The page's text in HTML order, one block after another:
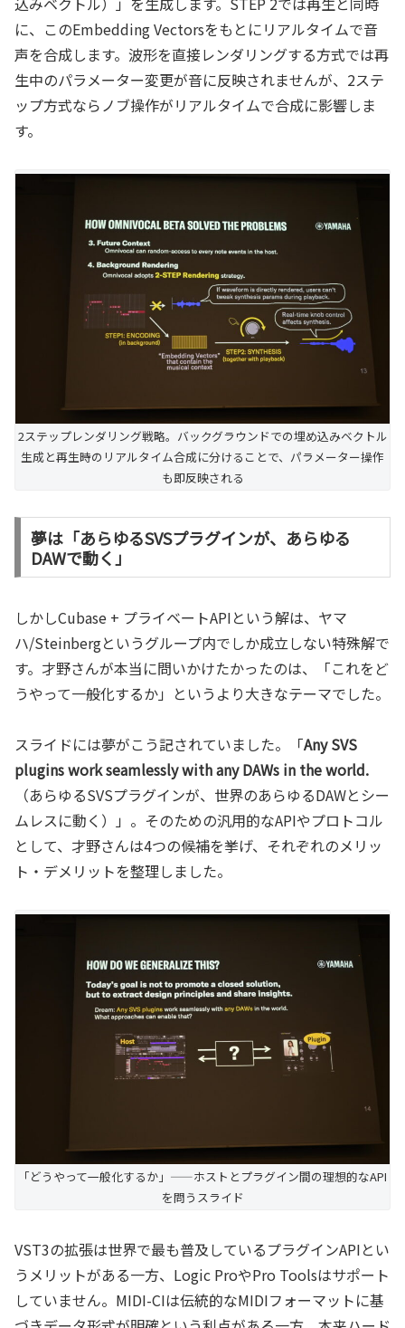
に、このEmbedding Vectorsをもとにリアルタイムで音
声を合成します。波形を直接レンダリングする方式では再
生中のパラメーター変更が音に反映されませんが、2ステ
ップ方式ならノブ操作がリアルタイムで合成に影響しま
す。
2ステップレンダリング戦略。バックグラウンドでの埋め込みベクトル
生成と再生時のリアルタイム合成に分けることで、パラメーター操作
も即反映される
夢は「あらゆるSVSプラグインが、あらゆる
DAWで動く」
しかしCubase + プライベートAPIという解は、ヤマ
ハ/Steinbergというグループ内でしか成立しない特殊解で
す。才野さんが本当に問いかけたかったのは、「これをど
うやって一般化するか」というより大きなテーマでした。
スライドには夢がこう記されていました。「Any SVS
plugins work seamlessly with any DAWs in the world.
（あらゆるSVSプラグインが、世界のあらゆるDAWとシー
ムレスに動く）」。そのための汎用的なAPIやプロトコル
として、才野さんは4つの候補を挙げ、それぞれのメリッ
ト・デメリットを整理しました。
「どうやって一般化するか」——ホストとプラグイン間の理想的なAPI
を問うスライド
VST3の拡張は世界で最も普及しているプラグインAPIとい
うメリットがある一方、Logic ProやPro Toolsはサポート
していません。MIDI-CIは伝統的なMIDIフォーマットに基